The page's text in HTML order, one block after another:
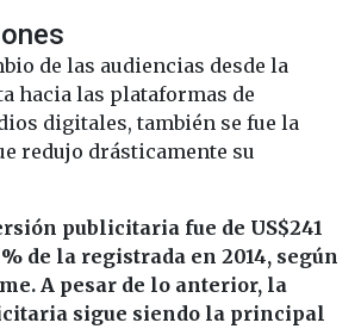
de las audiencias desde la
hacia las plataformas de
digitales, también se fue la
redujo drásticamente su
publicitaria fue de US$241
de la registrada en 2014, según
A pesar de lo anterior, la
sigue siendo la principal